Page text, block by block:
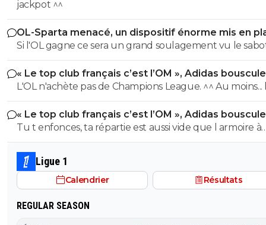
PSG
jackpot ^^
OL-Sparta menacé, un dispositif énorme mis en
Si l'OL gagne ce sera un grand soulagement vu le
incroyable du farfelu sans froc Fonseca au match allé.
perd ce sera aussi une grande victoire et une énorme
délivrance avec un possible licenciement de ce clown.
« Le top club français c’est l’OM », Adidas
PSG
L'OL n'achète pas de Champions League. ^^ Au moins... l'OM a
un point commun avec le PSG. Mdr Adidas ne se trompe pas
avec l'OL qui est une valeur sûre... contrairement à
« Le top club français c’est l’OM », Adidas
PSG
Tu t enfonces, ta répartie est aussi vide que l armoire à
trophées de ton club depuis 15 piges, t es juste une
gueule arrogante se pensant plus intelligent que les
alors que t es juste un pauvre clown empafé mdr
Ligue 1
Calendrier Résultats
REGULAR SEASON